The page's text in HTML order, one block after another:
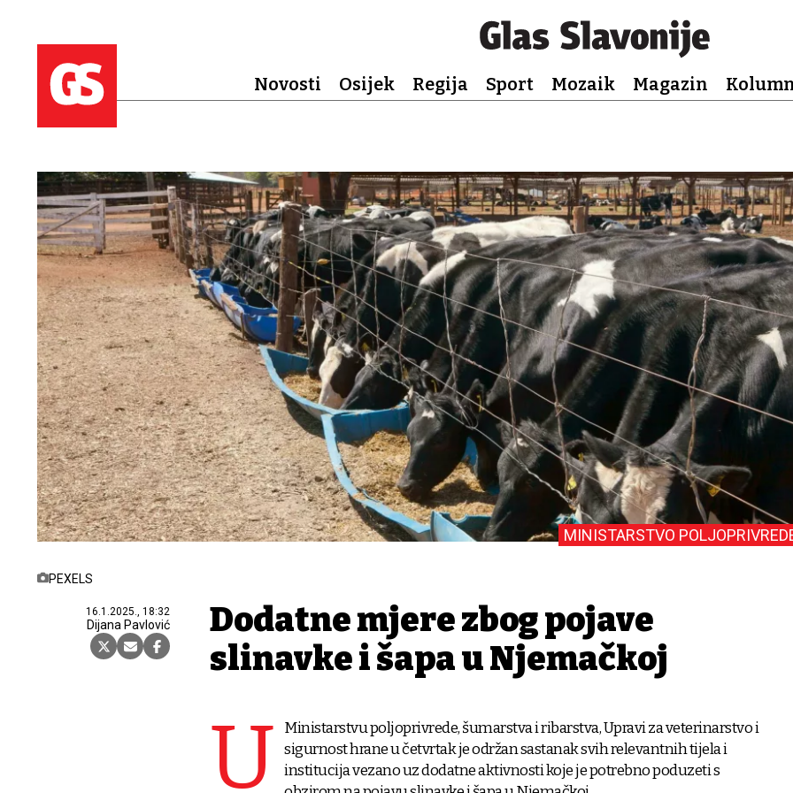
Novosti Osijek Regija Sport Mozaik Magazin
PEXELS
16.1.2025., 18:32
Dijana Pavlović
MINISTARSTVO
Dodatne mjere zbog pojave
slinavke i šapa u Njemačkoj
U
Ministarstvu poljoprivrede, šumarstva i ribarstva, Upravi za veterinarstvo i
sigurnost hrane u četvrtak je održan sastanak svih relevantnih tijela i
institucija vezano uz dodatne aktivnosti koje je potrebno poduzeti s